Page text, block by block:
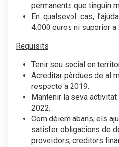
permanents que tinguin
En qualsevol cas,
4.000 euros ni superior a
Requisits
Tenir seu social en
Acreditar pèrdues de al
respecte a 2019.
Mantenir la seva
2022.
Com dèiem abans, els
satisfer obligacions de
proveïdors, creditors